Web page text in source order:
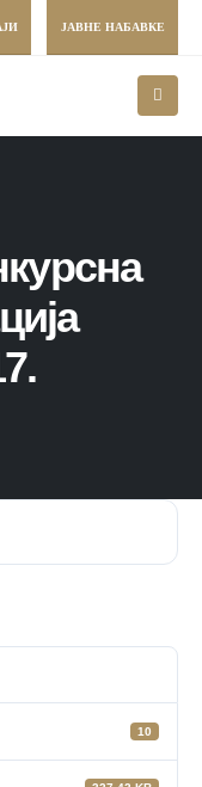
ЈАВНЕ НАБАВКЕ
10